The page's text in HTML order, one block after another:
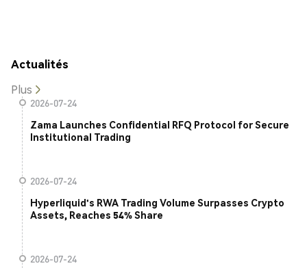
Actualités
Plus
2026-07-24
Zama Launches Confidential RFQ Protocol for Secure
Institutional Trading
2026-07-24
Hyperliquid's RWA Trading Volume Surpasses Crypto
Assets, Reaches 54% Share
2026-07-24